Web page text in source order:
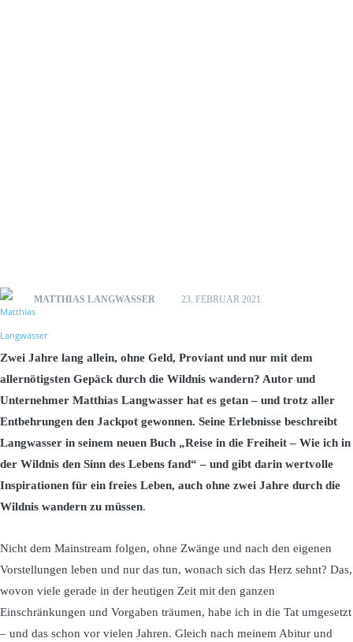
MATTHIAS LANGWASSER 23. FEBRUAR 2021
Zwei Jahre lang allein, ohne Geld, Proviant und nur mit dem
allernötigsten Gepäck durch die Wildnis wandern? Autor und
Unternehmer Matthias Langwasser hat es getan – und trotz aller
Entbehrungen den Jackpot gewonnen. Seine Erlebnisse beschreibt
Langwasser in seinem neuen Buch „Reise in die Freiheit – Wie ich in
der Wildnis den Sinn des Lebens fand“ – und gibt darin wertvolle
Inspirationen für ein freies Leben, auch ohne zwei Jahre durch die
Wildnis wandern zu müssen.
Nicht dem Mainstream folgen, ohne Zwänge und nach den eigenen
Vorstellungen leben und nur das tun, wonach sich das Herz sehnt? Das,
wovon viele gerade in der heutigen Zeit mit den ganzen
Einschränkungen und Vorgaben träumen, habe ich in die Tat umgesetzt
– und das schon vor vielen Jahren. Gleich nach meinem Abitur und